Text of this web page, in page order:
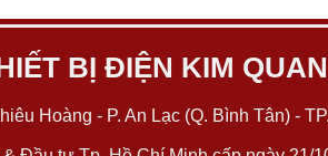
BỊ ĐIỆN KIM
Hoàng - P. An Lạc (Q. Bình Tân) -